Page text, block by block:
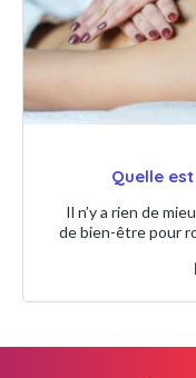
Quelle
Il n’y a rien de
de bien-être pour